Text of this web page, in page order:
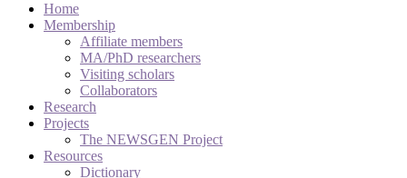
Home
Membership
Affiliate members
MA/PhD researchers
Visiting scholars
Collaborators
Research
Projects
The NEWSGEN Project
Resources
Dictionary